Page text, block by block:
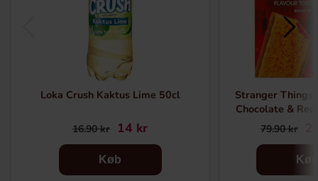
Loka Crush Kaktus Lime 50cl
16.90 kr 14 kr
Køb
Stranger Things
Chocolate &
79.90 kr
Køb